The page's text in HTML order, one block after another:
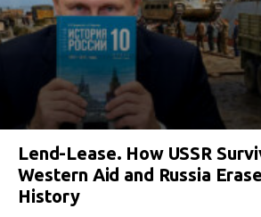
Lend-Lease. How USSR
Western Aid and Russia
History